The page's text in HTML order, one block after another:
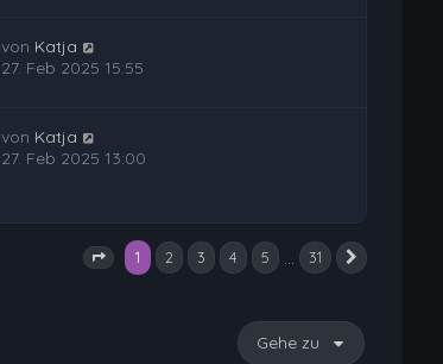
von Katja
27. Feb 2025 15:55
von Katja
27. Feb 2025 13:00
Seite 1 von 31
1 2 3 4 5 31
Gehe zu